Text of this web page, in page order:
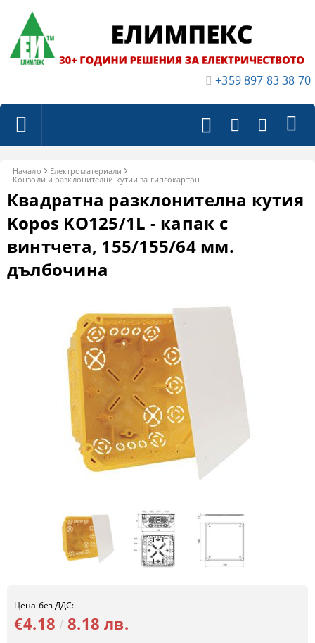
+359 897 83 38 70
Начало
Електроматериали
Конзоли и разклонителни кутии за гипсокартон
Квадратна разклонителна кутия
Kopos KO125/1L - капак с
винтчета, 155/155/64 мм.
дълбочина
Цена без ДДС:
€4.18 8.18 лв.